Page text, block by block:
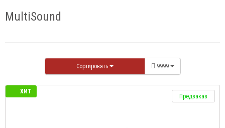
MultiSound
Сортировать 9999
ХИТ
Предзаказ